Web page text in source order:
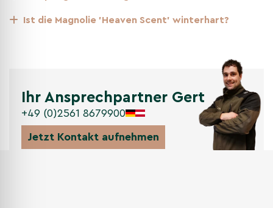
Scent' pro Jahreszeit
Laub einen angenehmen Schattenplatz. Im Herbst färben sich
die Blätter gelb, bevor sie abfallen. Im Winter zeigt die
Magnolie ihre attraktive, verzweigte Struktur.
Nicht gefunden, was Sie gesucht
haben? Entdecken Sie unsere
Ist die Magnolie 'Heaven Scent' winterhart?
Ihr Ansprechpartner Gert
+49 (0)2561 8679900
Jetzt Kontakt aufnehmen